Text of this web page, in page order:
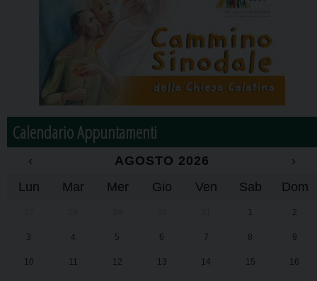
Calendario Appuntamenti
‹ AGOSTO 2026
›
Lun
Mar Mer Gio Ven Sab Dom
1 2
3 4 5 6 7 8 9
10 11 12 13 14 15 16